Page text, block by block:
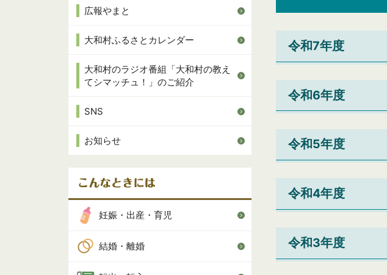
広報やまと
大和村ふるさとカレンダー
大和村のラジオ番組「大和村の教え
てシマッチュ！」のご紹介
SNS
お知らせ
妊娠・出産・育児
結婚・離婚
令和7年度
令和6年度
令和5年度
令和4年度
令和3年度